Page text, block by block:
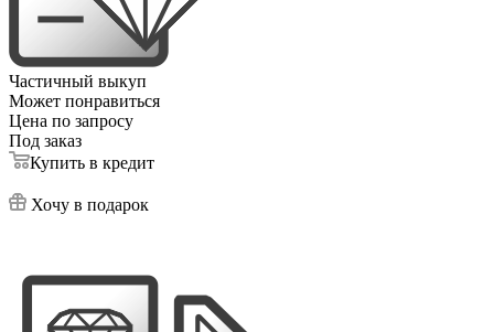
Частичный выкуп
Может понравиться
Цена по запросу
Под заказ
Купить в кредит
Хочу в подарок